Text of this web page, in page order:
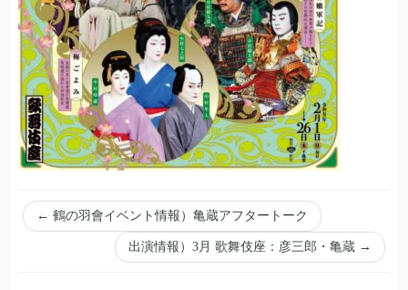
← 鶴の羽會イベント情報）亀蔵アフタートーク
出演情報）3月 歌舞伎座：彦三郎・亀蔵 →